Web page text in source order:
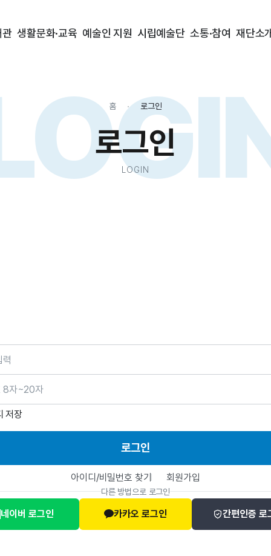
관 생활문화·교육 예술인 지원 시립예술단 소통·참여 재단소
홈 로그인
로그인
LOGIN
저장
로그인
아이디/비밀번호 찾기 회원가입
다른 방법으로 로그인
네이버 로그인 카카오 로그인 간편인증 로